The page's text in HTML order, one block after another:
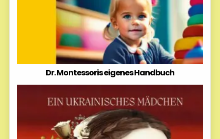
Dr. Montessoris eigenes Handbuch